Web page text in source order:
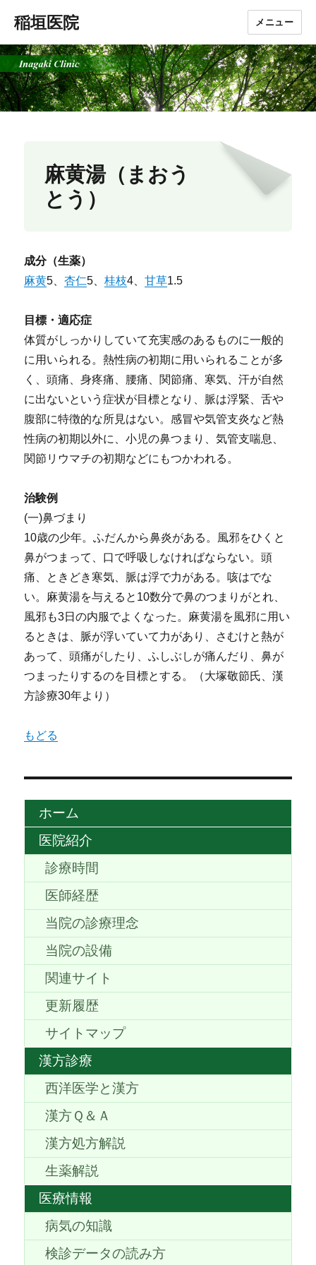
稲垣医院 メニュー
麻黄湯（まおう
とう）
成分（生薬）
麻黄5、杏仁5、桂枝4、甘草1.5
目標・適応症
体質がしっかりしていて充実感のあるものに一般的
に用いられる。熱性病の初期に用いられることが多
く、頭痛、身疼痛、腰痛、関節痛、寒気、汗が自然
に出ないという症状が目標となり、脈は浮緊、舌や
腹部に特徴的な所見はない。感冒や気管支炎など熱
性病の初期以外に、小児の鼻つまり、気管支喘息、
関節リウマチの初期などにもつかわれる。
治験例
(一)鼻づまり
10歳の少年。ふだんから鼻炎がある。風邪をひくと
鼻がつまって、口で呼吸しなければならない。頭
痛、ときどき寒気、脈は浮で力がある。咳はでな
い。麻黄湯を与えると10数分で鼻のつまりがとれ、
風邪も3日の内服でよくなった。麻黄湯を風邪に用い
るときは、脈が浮いていて力があり、さむけと熱が
あって、頭痛がしたり、ふしぶしが痛んだり、鼻が
つまったりするのを目標とする。（大塚敬節氏、漢
方診療30年より）
もどる
ホーム
医院紹介
診療時間
医師経歴
当院の診療理念
当院の設備
関連サイト
更新履歴
サイトマップ
漢方診療
西洋医学と漢方
漢方Ｑ＆Ａ
漢方処方解説
生薬解説
医療情報
病気の知識
検診データの読み方